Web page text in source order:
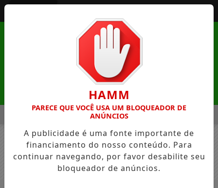
NATUREZA DE MANDAGUAÇU ESTÁ COM INSCRIÇÕES
EM ALTA
HAMM
PARECE QUE VOCÊ USA UM BLOQUEADOR DE
ANÚNCIOS
A publicidade é uma fonte importante de
financiamento do nosso conteúdo. Para
continuar navegando, por favor desabilite seu
bloqueador de anúncios.